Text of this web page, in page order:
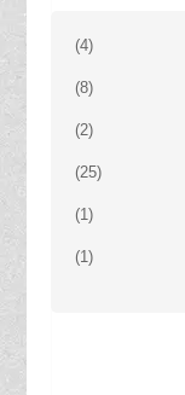
(4)
(8)
(2)
(25)
(1)
(1)